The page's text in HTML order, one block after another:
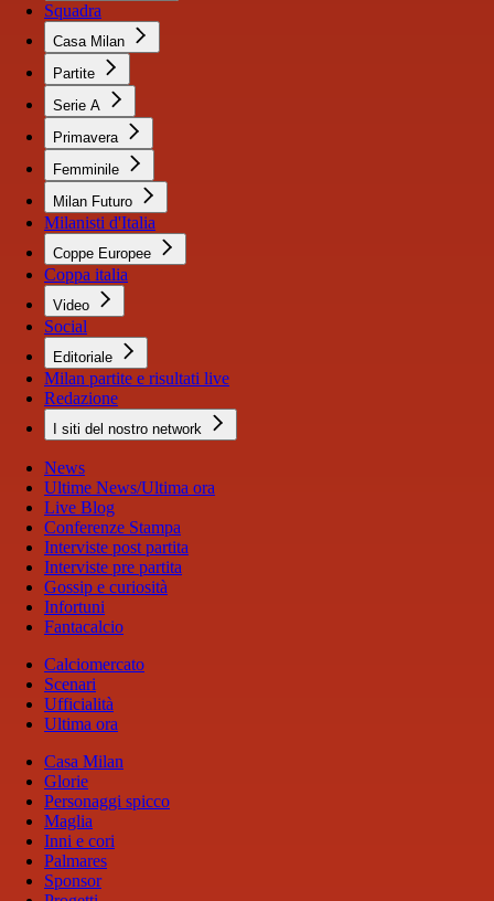
Squadra
Casa Milan
Partite
Serie A
Primavera
Femminile
Milan Futuro
Milanisti d'Italia
Coppe Europee
Coppa italia
Video
Social
Editoriale
Milan partite e risultati live
Redazione
I siti del nostro network
News
Ultime News/Ultima ora
Live Blog
Conferenze Stampa
Interviste post partita
Interviste pre partita
Gossip e curiosità
Infortuni
Fantacalcio
Calciomercato
Scenari
Ufficialità
Ultima ora
Casa Milan
Glorie
Personaggi spicco
Maglia
Inni e cori
Palmares
Sponsor